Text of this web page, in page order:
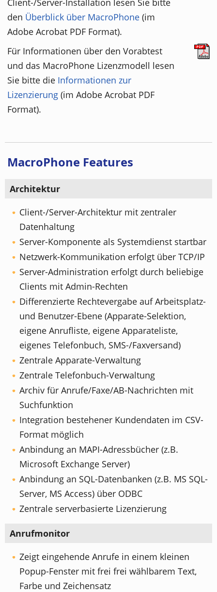
den Überblick über MacroPhone (im
Adobe Acrobat PDF Format).
Für Informationen über den Vorabtest
und das MacroPhone Lizenzmodell lesen
Sie bitte die Informationen zur
Lizenzierung (im Adobe Acrobat PDF
Format).
MacroPhone Features
Architektur
Client-/Server-Architektur mit zentraler
Datenhaltung
Server-Komponente als Systemdienst startbar
Netzwerk-Kommunikation erfolgt über TCP/IP
Server-Administration erfolgt durch beliebige
Clients mit Admin-Rechten
Differenzierte Rechtevergabe auf Arbeitsplatz-
und Benutzer-Ebene (Apparate-Selektion,
eigene Anrufliste, eigene Apparateliste,
eigenes Telefonbuch, SMS-/Faxversand)
Zentrale Apparate-Verwaltung
Zentrale Telefonbuch-Verwaltung
Archiv für Anrufe/Faxe/AB-Nachrichten mit
Suchfunktion
Integration bestehener Kundendaten im CSV-
Format möglich
Anbindung an MAPI-Adressbücher (z.B.
Microsoft Exchange Server)
Anbindung an SQL-Datenbanken (z.B. MS SQL-
Server, MS Access) über ODBC
Zentrale serverbasierte Lizenzierung
Anrufmonitor
Zeigt eingehende Anrufe in einem kleinen
Popup-Fenster mit frei frei wählbarem Text,
Farbe und Zeichensatz